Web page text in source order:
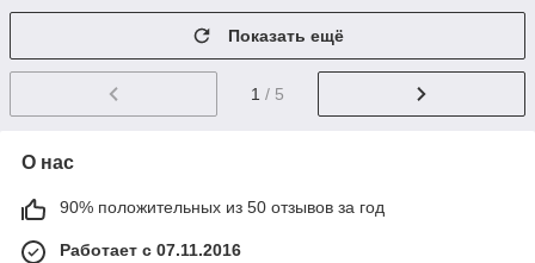
Показать ещё
1 / 5
О нас
90% положительных из 50 отзывов за год
Работает с 07.11.2016